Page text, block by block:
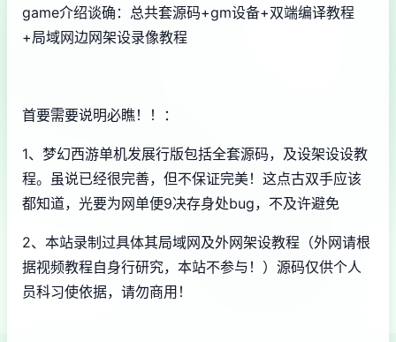
game介绍谈确：总共套源码+gm设备+双端编译教程
+局域网边网架设录像教程
首要需要说明必瞧！！：
1、 梦幻西游单机发展行版包括全套源码，及设架设设教
程。虽说已经很完善，但不保证完美！这点古双手应该
都知道，光要为网单便9决存身处bug，不及许避免
2、本站录制过具体其局域网及外网架设教程（外网请根
据视频教程自身行研究，本站不参与！）源码仅供个人
员科习使依据，请勿商用！